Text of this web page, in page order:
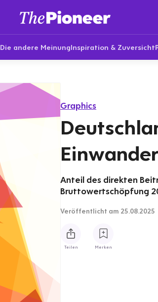
Die andere MeinungInspiration & Zuversicht
Graphics
Anteil des direkten
Bruttowertschöpfung
Veröffentlicht am 25.08.2025
Teilen Merken